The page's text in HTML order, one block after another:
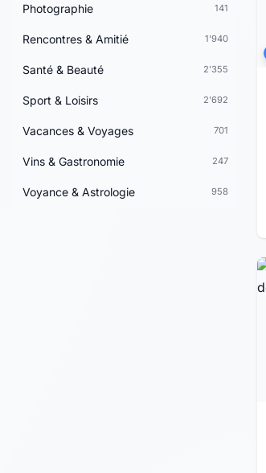
Photographie 141
Rencontres & Amitié 1'940
Santé & Beauté 2'355
Sport & Loisirs 2'692
Vacances & Voyages 701
Vins & Gastronomie 247
Voyance & Astrologie 958